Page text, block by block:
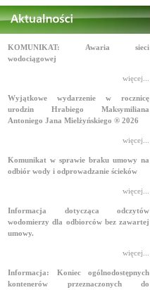
KOMUNIKAT: Awaria sieci
wodociągowej
więcej...
Wyjątkowe wydarzenie w rocznicę
urodzin Hrabiego Maksymiliana
Antoniego Jana Mielżyńskiego ® 2026
więcej...
Komunikat w sprawie braku umowy na
odbiór wody i odprowadzanie ścieków
więcej...
Informacja dotycząca odczytów
wodomierzy dla odbiorców bez zawartej
umowy.
więcej...
Informacja: Koniec ogólnodostępnych
kontenerów przeznaczonych do